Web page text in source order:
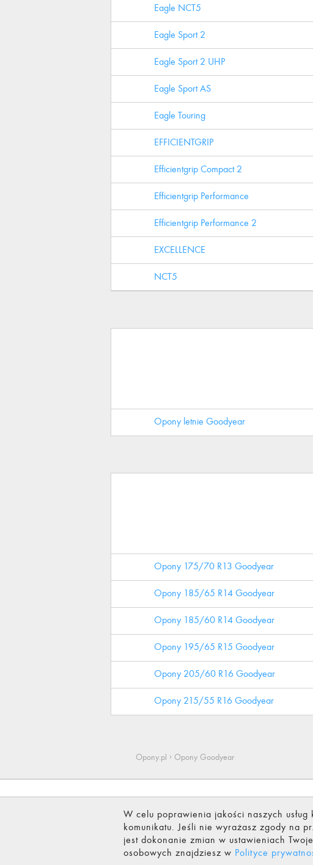
Eagle NCT5
Eagle Sport 2
Eagle Sport 2 UHP
Eagle Sport AS
Eagle Touring
EFFICIENTGRIP
Efficientgrip Compact 2
Efficientgrip Performance
Efficientgrip Performance 2
EXCELLENCE
NCT5
Opony letnie Goodyear
Opony 175/70 R13 Goodyear
Opony 185/65 R14 Goodyear
Opony 185/60 R14 Goodyear
Opony 195/65 R15 Goodyear
Opony 205/60 R16 Goodyear
Opony 215/55 R16 Goodyear
Opony.pl › Opony Goodyear
Testy i opinieArtykuły Oznaczenia oponO nasPolityka
© 2021 Opony.pl Sp. z o.o.Wszelkie prawa zastrzeżone.
W celu poprawienia jakości naszych
komunikatu. Jeśli nie wyrażasz zgody na
jest dokonanie zmian w ustawieniach
osobowych znajdziesz w Polityce